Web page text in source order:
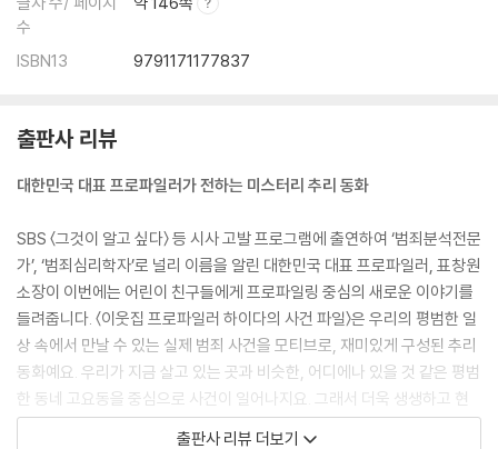
수
ISBN13 9791171177837
출판사 리뷰
대한민국 대표 프로파일러가 전하는 미스터리 추리 동화
SBS 〈그것이 알고 싶다〉 등 시사 고발 프로그램에 출연하여 ‘범죄분석전문
가’, ‘범죄심리학자’로 널리 이름을 알린 대한민국 대표 프로파일러, 표창원
소장이 이번에는 어린이 친구들에게 프로파일링 중심의 새로운 이야기를
들려줍니다. 〈이웃집 프로파일러 하이다의 사건 파일〉은 우리의 평범한 일
상 속에서 만날 수 있는 실제 범죄 사건을 모티브로, 재미있게 구성된 추리
동화예요. 우리가 지금 살고 있는 곳과 비슷한, 어디에나 있을 것 같은 평범
한 동네 고요동을 중심으로 사건이 일어나지요. 그래서 더욱 생생하고 현
실감 넘치는 미스터리가 펼쳐진답니다. 동화가 끝난 후에는 표창원 소장이
출판사 리뷰 더보기